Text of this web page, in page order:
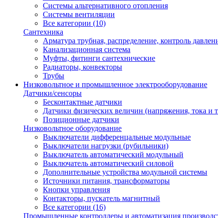
Системы альтернативного отопления
Системы вентиляции
Все категории (10)
Сантехника
Арматура трубная, распределение, контроль
Канализационная система
Муфты, фитинги сантехнические
Радиаторы, конвекторы
Трубы
Низковольтное и промышленное электрооборудование
Датчики/сенсоры
Бесконтактные датчики
Датчики физических величин (напряжения, тока и
Позиционные датчики
Низковольтное оборудование
Выключатели дифференцальные модульные
Выключатели нагрузки (рубильники)
Выключатель автоматический модульный
Выключатель автоматический силовой
Дополнительные устройства модульной системы
Источники питания, трансформаторы
Кнопки управления
Контакторы, пускатель магнитный
Все категории (16)
Промышленные контроллеры и автоматизация